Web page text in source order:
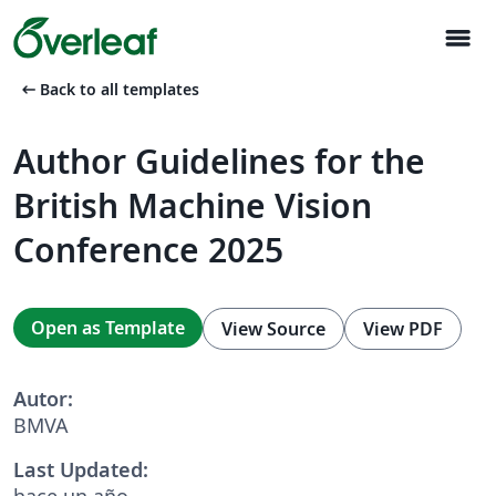
menu
arrow_left_alt Back to all templates
Author Guidelines for the
British Machine Vision
Conference 2025
Open as Template View Source View PDF
Autor:
BMVA
Last Updated: